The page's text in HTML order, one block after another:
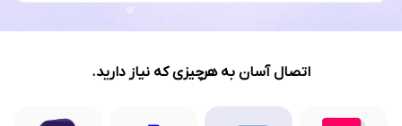
اتصال آسان به هرچیزی که نیاز دارید.